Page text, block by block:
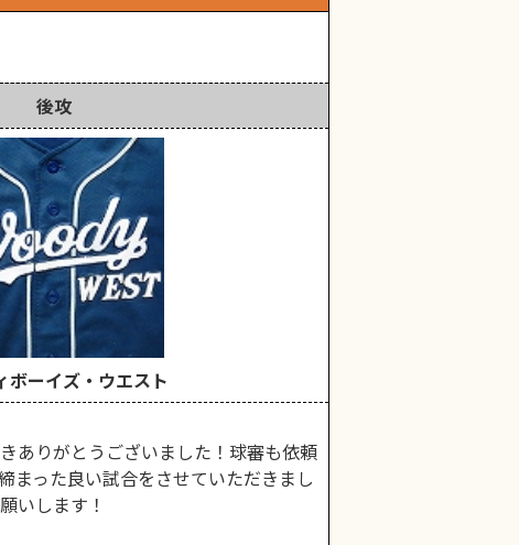
後攻
ボーイズ・ウエスト
ありがとうございました！球審も依頼
まった良い試合をさせていただきまし
いします！